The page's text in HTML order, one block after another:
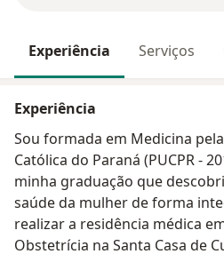
Experiência Serviços
Experiência
Sou formada em Medicina
Católica do Paraná (PUCPR -
minha graduação que
saúde da mulher de forma
realizar a residência médica
Obstetrícia na Santa Casa de